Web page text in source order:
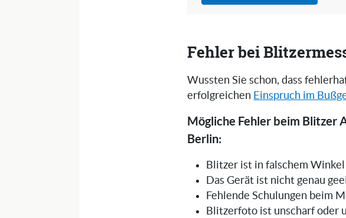
Fehler bei
Wussten Sie schon, dass
erfolgreichen Einspruch im
Mögliche Fehler beim Blitzer
Berlin:
Blitzer ist in falschem
Das Gerät ist nicht genau
Fehlende Schulungen beim
Blitzerfoto ist unscharf oder